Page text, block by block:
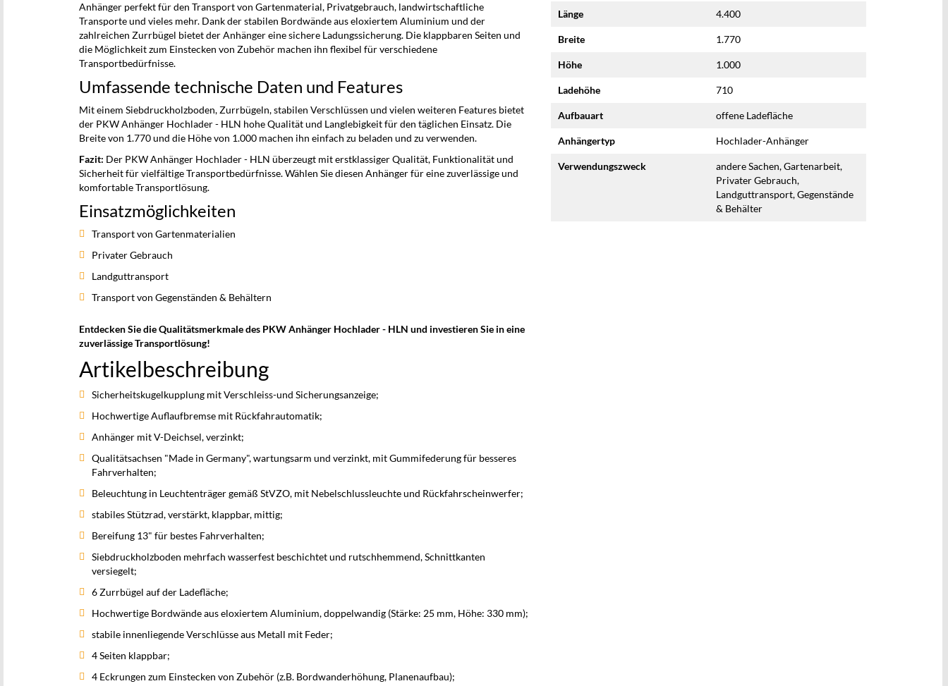
Anhänger perfekt für den Transport von Gartenmaterial, Privatgebrauch, landwirtschaftliche
Transporte und vieles mehr. Dank der stabilen Bordwände aus eloxiertem Aluminium und der
zahlreichen Zurrbügel bietet der Anhänger eine sichere Ladungssicherung. Die klappbaren Seiten und
die Möglichkeit zum Einstecken von Zubehör machen ihn flexibel für verschiedene
Transportbedürfnisse.
Umfassende technische Daten und Features
Mit einem Siebdruckholzboden, Zurrbügeln, stabilen Verschlüssen und vielen weiteren Features bietet
der PKW Anhänger Hochlader - HLN hohe Qualität und Langlebigkeit für den täglichen Einsatz. Die
Breite von 1.770 und die Höhe von 1.000 machen ihn einfach zu beladen und zu verwenden.
Fazit: Der PKW Anhänger Hochlader - HLN überzeugt mit erstklassiger Qualität, Funktionalität und
Sicherheit für vielfältige Transportbedürfnisse. Wählen Sie diesen Anhänger für eine zuverlässige und
komfortable Transportlösung.
Einsatzmöglichkeiten
Transport von Gartenmaterialien
Privater Gebrauch
Landguttransport
Transport von Gegenständen & Behältern
Entdecken Sie die Qualitätsmerkmale des PKW Anhänger Hochlader - HLN und investieren Sie in eine
zuverlässige Transportlösung!
Artikelbeschreibung
Sicherheitskugelkupplung mit Verschleiss-und Sicherungsanzeige;
Hochwertige Auflaufbremse mit Rückfahrautomatik;
Anhänger mit V-Deichsel, verzinkt;
Qualitätsachsen "Made in Germany", wartungsarm und verzinkt, mit Gummifederung für besseres
Fahrverhalten;
Beleuchtung in Leuchtenträger gemäß StVZO, mit Nebelschlussleuchte und Rückfahrscheinwerfer;
stabiles Stützrad, verstärkt, klappbar, mittig;
Bereifung 13" für bestes Fahrverhalten;
Siebdruckholzboden mehrfach wasserfest beschichtet und rutschhemmend, Schnittkanten
versiegelt;
6 Zurrbügel auf der Ladefläche;
Hochwertige Bordwände aus eloxiertem Aluminium, doppelwandig (Stärke: 25 mm, Höhe: 330 mm);
stabile innenliegende Verschlüsse aus Metall mit Feder;
4 Seiten klappbar;
4 Eckrungen zum Einstecken von Zubehör (z.B. Bordwanderhöhung, Planenaufbau);
Länge 4.400
Breite 1.770
Höhe 1.000
Ladehöhe 710
Aufbauart offene Ladefläche
Anhängertyp Hochlader-Anhänger
Verwendungszweck
andere Sachen, Gartenarbeit,
Privater Gebrauch,
Landguttransport, Gegenstände
& Behälter